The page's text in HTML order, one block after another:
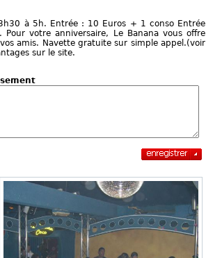
à 5h. Entrée : 10 Euros + 1 conso Entrée
votre anniversaire, Le Banana vous offre
amis. Navette gratuite sur simple appel.(voir
sur le site.